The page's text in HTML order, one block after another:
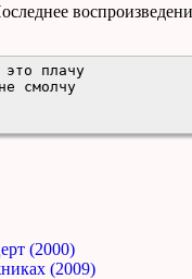
плачу
смолчу
(2000)
(2009)